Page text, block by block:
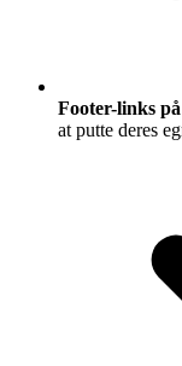
Footer-links på
at putte deres